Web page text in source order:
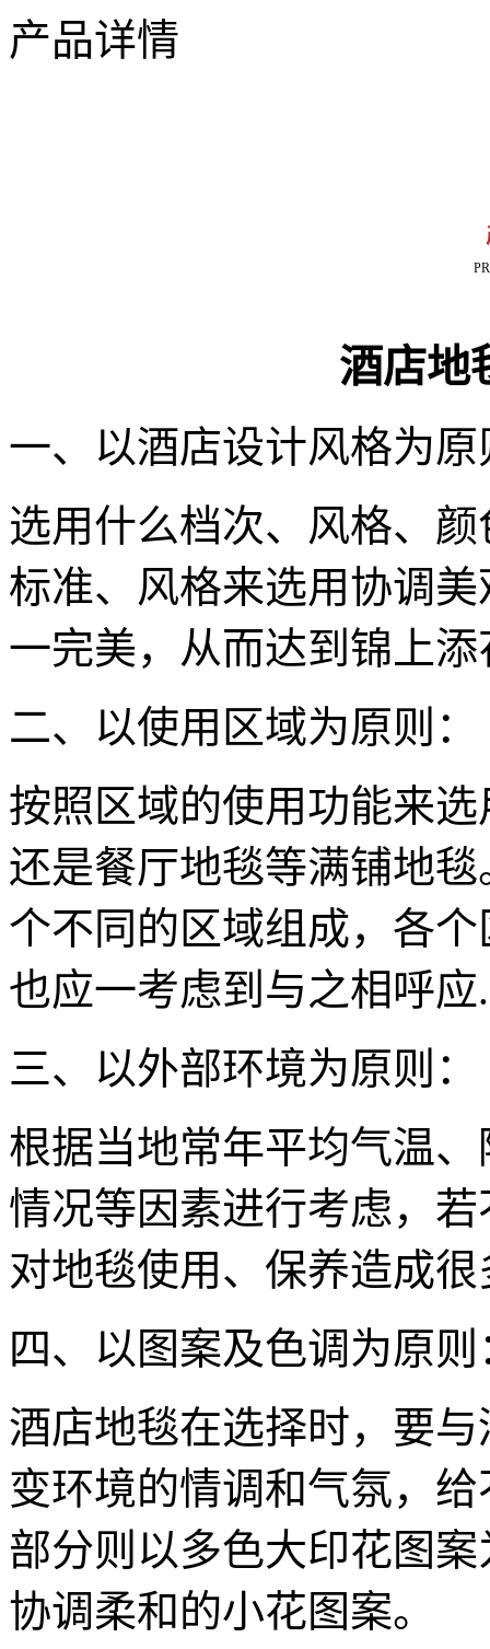
产品详情
酒店地
一、以酒店设计风格为原
选用什么档次、风格、
标准、风格来选用协调
一完美，从而达到锦上
二、以使用区域为原则：
按照区域的使用功能来
还是餐厅地毯等满铺地
个不同的区域组成，各
也应一考虑到与之相呼应.
三、以外部环境为原则：
根据当地常年平均气温
情况等因素进行考虑，
对地毯使用、保养造成
四、以图案及色调为原则
酒店地毯在选择时，要
变环境的情调和气氛，
部分则以多色大印花图
协调柔和的小花图案。